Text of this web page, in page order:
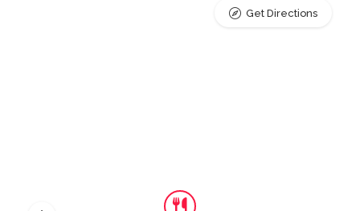
Get Directions